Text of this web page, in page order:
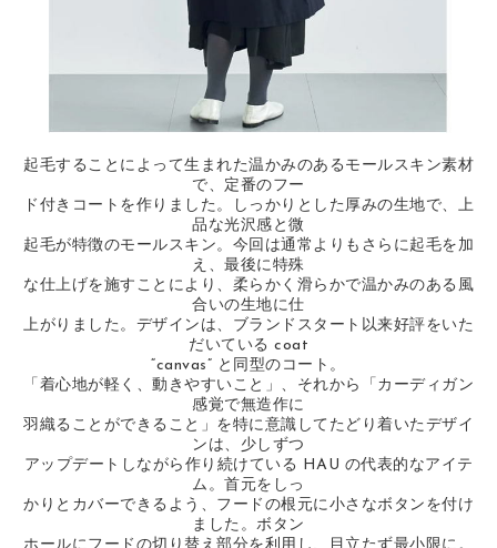
起毛することによって生まれた温かみのあるモールスキン素材
で、定番のフー
ド付きコートを作りました。しっかりとした厚みの生地で、上
品な光沢感と微
起毛が特徴のモールスキン。今回は通常よりもさらに起毛を加
え、最後に特殊
な仕上げを施すことにより、柔らかく滑らかで温かみのある風
合いの生地に仕
上がりました。デザインは、ブランドスタート以来好評をいた
だいている coat
“canvas” と同型のコート。
「着心地が軽く、動きやすいこと」、それから「カーディガン
感覚で無造作に
羽織ることができること」を特に意識してたどり着いたデザイ
ンは、少しずつ
アップデートしながら作り続けている HAU の代表的なアイテ
ム。首元をしっ
かりとカバーできるよう、フードの根元に小さなボタンを付け
ました。ボタン